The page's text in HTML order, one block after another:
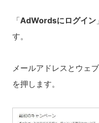
「AdWordsにログイン
す。
メールアドレスとウェ
を押します。